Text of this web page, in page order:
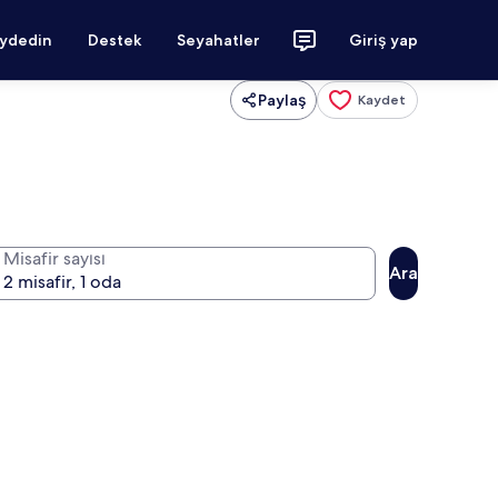
Destek Seyahatler Giriş yap
Paylaş Kaydet
Misafir sayısı
Ara